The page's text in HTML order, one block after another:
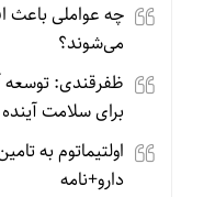
چه عواملی باعث
می‌شوند؟
ظفرقندی: توسعه
برای سلامت
اولتیماتوم به
دارو+نامه